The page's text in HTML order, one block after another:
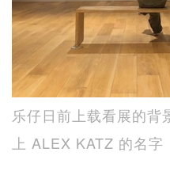
乐仔日前上载看展的背
上 ALEX KATZ 的名字